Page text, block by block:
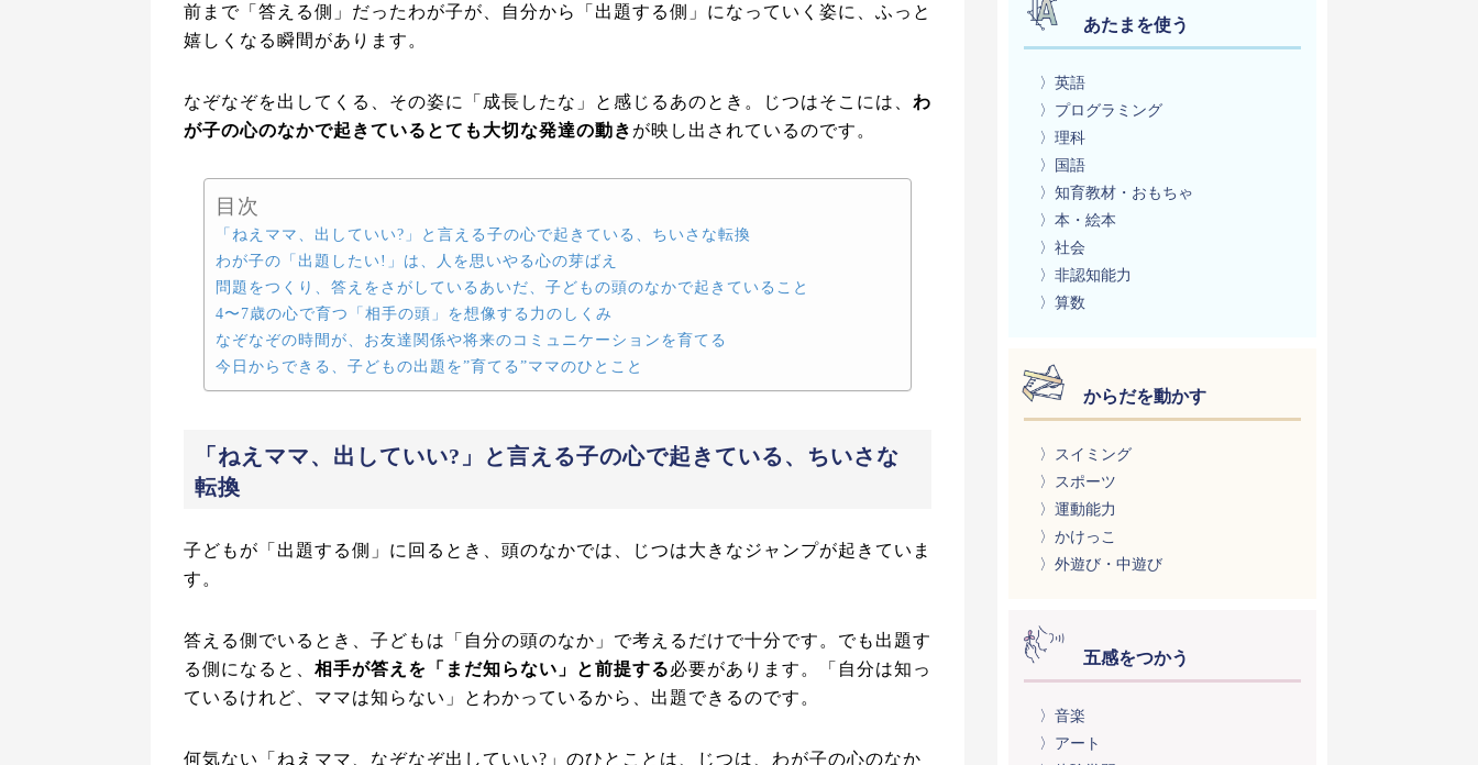
前まで「答える側」だったわが子が、自分から「出題する側」になっていく姿に、ふっと
嬉しくなる瞬間があります。
なぞなぞを出してくる、その姿に「成長したな」と感じるあのとき。じつはそこには、 わ
が子の心のなかで起きているとても大切な発達の動き が映し出されているのです。
目次
「ねえママ、出していい?」と言える子の心で起きている、ちいさな転換
わが子の「出題したい!」は、人を思いやる心の芽ばえ
問題をつくり、答えをさがしているあいだ、子どもの頭のなかで起きていること
4〜7歳の心で育つ「相手の頭」を想像する力のしくみ
なぞなぞの時間が、お友達関係や将来のコミュニケーションを育てる
今日からできる、子どもの出題を”育てる”ママのひとこと
「ねえママ、出していい?」と言える子の心で起きている、ちいさな
転換
子どもが「出題する側」に回るとき、頭のなかでは、じつは大きなジャンプが起きていま
す。
答える側でいるとき、子どもは「自分の頭のなか」で考えるだけで十分です。でも出題す
る側になると、 相手が答えを「まだ知らない」と前提する必要があります。「自分は知っ
ているけれど、ママは知らない」とわかっているから、出題できるのです。
何気ない「ねえママ、なぞなぞ出していい?」のひとことは、じつは、わが子の心のなか
あたまを使う
〉英語
〉プログラミング
〉理科
〉国語
〉知育教材・おもちゃ
〉本・絵本
〉社会
〉非認知能力
〉算数
からだを動かす
〉スイミング
〉スポーツ
〉運動能力
〉かけっこ
〉外遊び・中遊び
五感をつかう
〉音楽
〉アート